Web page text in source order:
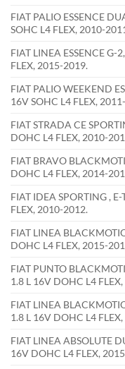
FIAT PALIO ESSENCE
SOHC L4 FLEX, 2010-
FIAT LINEA ESSENCE
FLEX, 2015-2019.
FIAT PALIO WEEKEND
16V SOHC L4 FLEX,
FIAT STRADA CE
DOHC L4 FLEX, 2010-
FIAT BRAVO
DOHC L4 FLEX, 2014-
FIAT IDEA SPORTING ,
FLEX, 2010-2012.
FIAT LINEA
DOHC L4 FLEX, 2015-
FIAT PUNTO
1.8 L 16V DOHC L4
FIAT LINEA
1.8 L 16V DOHC L4
FIAT LINEA ABSOLUTE
16V DOHC L4 FLEX,